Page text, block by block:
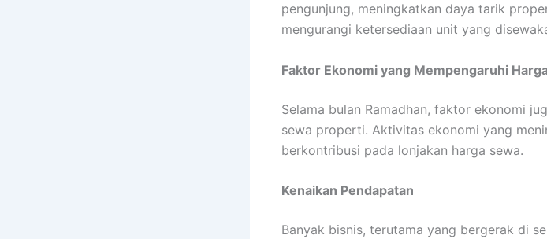
pengunjung, meningkatkan daya tarik
mengurangi ketersediaan unit yang
Faktor Ekonomi yang Mempengaruhi
Selama bulan Ramadhan, faktor ekonomi
sewa properti. Aktivitas ekonomi yang
berkontribusi pada lonjakan harga sewa.
Kenaikan Pendapatan
Banyak bisnis, terutama yang bergerak di